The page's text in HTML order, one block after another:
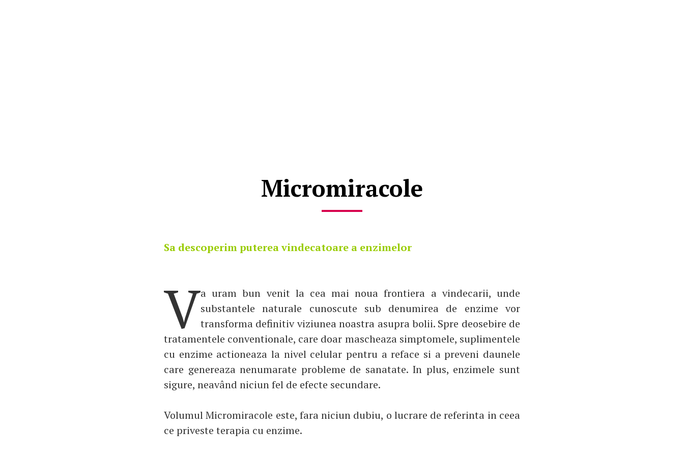
Micromiracole
Sa descoperim puterea vindecatoare a enzimelor
Va uram bun venit la cea mai noua frontiera a vindecarii, unde
substantele naturale cunoscute sub denumirea de enzime vor
transforma definitiv viziunea noastra asupra bolii. Spre deosebire de
tratamentele conventionale, care doar mascheaza simptomele, suplimentele
cu enzime actioneaza la nivel celular pentru a reface si a preveni daunele
care genereaza nenumarate probleme de sanatate. In plus, enzimele sunt
sigure, neavând niciun fel de efecte secundare.
Volumul Micromiracole este, fara niciun dubiu, o lucrare de referinta in ceea
ce priveste terapia cu enzime.